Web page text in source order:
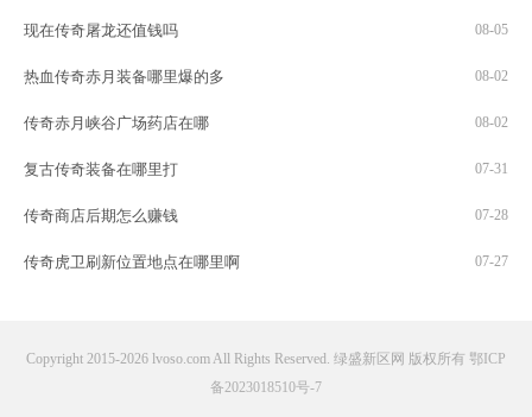
现在传奇屠龙还值钱吗 08-05
热血传奇赤月装备哪里爆的多 08-02
传奇赤月峡谷广场药店在哪 08-02
复古传奇装备在哪里打 07-31
传奇商店后期怎么赚钱 07-28
传奇虎卫刷新位置地点在哪里啊 07-27
Copyright 2015-2026 lvoso.com All Rights Reserved. 绿盛新区网 版权所有 鄂ICP
备2023018510号-7